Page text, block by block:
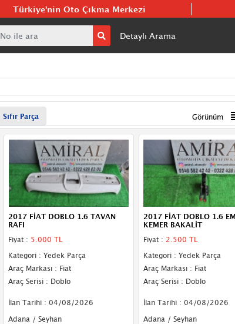
Türkiye'nin Oto Çıkma Merkezi
Detaylı Arama
Sıfır Parça Görünüm
2017 FİAT DOBLO 1.6 TAVAN
RAFI
Fiyat : 5.000 TL
Kategori : Yedek Parça
Araç Markası : Fiat
Araç Serisi : Doblo
İlan Tarihi : 04/08/2026
Adana / Seyhan
2017 FİAT DOBLO 1.6
KEMER BAKALİT
Fiyat : 2.500 TL
Kategori : Yedek Parça
Araç Markası : Fiat
Araç Serisi : Doblo
İlan Tarihi : 04/08/2026
Adana / Seyhan